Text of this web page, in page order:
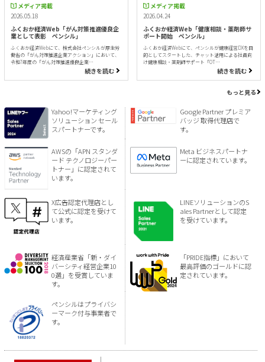
メディア掲載
2026.05.18
ふくおか経済Web「がん対策推進優良企
業として表彰 ペンシル」
ふくおか経済Webにて、株式会社ペンシルが厚生労
働省の「がん対策推進企業アクション」において、
令和7年度の「がん対策推進優良企業…
続きを読む
メディア掲載
2026.04.24
ふくおか経済Web「健康相談・薬剤師サ
ポート開始 ペンシル」
ふくおか経済Webにて、ペンシルが健康経営DXを目
的としてスタートした、チャット活用による社員向
け健康相談・薬剤師サポート「OT…
続きを読む
もっと見る
Yahoo!マーケティング
ソリューション セール
スパートナーです。
Google Partner プレミア
バッジ 取得代理店で
す。
AWSの「APN スタンダ
ード テクノロジーパー
トナー」に認定されて
います。
Meta ビジネスパートナ
ーに認定されています。
X広告認定代理店とし
て公式に認定を受けて
います。
LINEソリューションのS
ales Partnerとして認定
を受けています。
経済産業省「新・ダイ
バーシティ経営企業10
0選」を受賞していま
す。
「PRIDE指標」において
最高評価のゴールドに認
定されています。
ペンシルはプライバシ
ーマーク付与事業者で
す。